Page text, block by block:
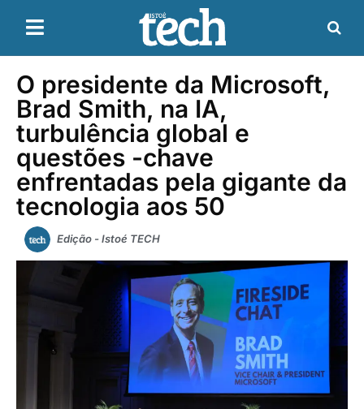
O presidente da Microsoft,
Brad Smith, na IA,
turbulência global e
questões -chave
enfrentadas pela gigante da
tecnologia aos 50
Edição - Istoé TECH